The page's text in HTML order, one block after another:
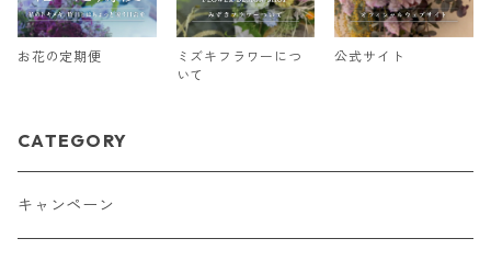
お花の定期便
ミズキフラワーにつ
いて
公式サイト
CATEGORY
キャンペーン